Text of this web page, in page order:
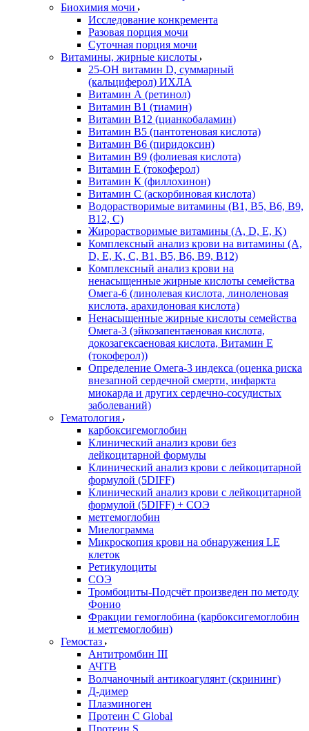
Биохимия мочи
Исследование конкремента
Разовая порция мочи
Суточная порция мочи
Витамины, жирные кислоты
25-OH витамин D, суммарный
(кальциферол) ИХЛА
Витамин А (ретинол)
Витамин В1 (тиамин)
Витамин В12 (цианкобаламин)
Витамин В5 (пантотеновая кислота)
Витамин В6 (пиридоксин)
Витамин В9 (фолиевая кислота)
Витамин Е (токоферол)
Витамин К (филлохинон)
Витамин С (аскорбиновая кислота)
Водорастворимые витамины (B1, B5, B6, В9,
В12, С)
Жирорастворимые витамины (A, D, E, K)
Комплексный анализ крови на витамины (A,
D, E, K, C, B1, B5, B6, В9, B12)
Комплексный анализ крови на
ненасыщенные жирные кислоты семейства
Омега-6 (линолевая кислота, линоленовая
кислота, арахидоновая кислота)
Ненасыщенные жирные кислоты семейства
Омега-3 (эйкозапентаеновая кислота,
докозагексаеновая кислота, Витамин E
(токоферол))
Определение Омега-3 индекса (оценка риска
внезапной сердечной смерти, инфаркта
миокарда и других сердечно-сосудистых
заболеваний)
Гематология
карбоксигемоглобин
Клинический анализ крови без
лейкоцитарной формулы
Клинический анализ крови с лейкоцитарной
формулой (5DIFF)
Клинический анализ крови с лейкоцитарной
формулой (5DIFF) + СОЭ
метгемоглобин
Миелограмма
Микроскопия крови на обнаружения LE
клеток
Ретикулоциты
СОЭ
Тромбоциты-Подсчёт произведен по методу
Фонио
Фракции гемоглобина (карбоксигемоглобин
и метгемоглобин)
Гемостаз
Антитромбин III
АЧТВ
Волчаночный антикоагулянт (скрининг)
Д-димер
Плазминоген
Протеин C Global
Протеин S